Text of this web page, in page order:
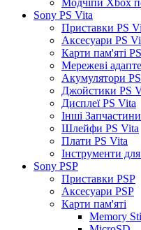
Sony PS Vita
Приставки PS
Аксесуари PS
Карти пам'яті
Мережеві
Акумулятори
Джойстики PS
Дисплеї PS Vita
Інші
Шлейфи PS Vita
Плати PS Vita
Інструменти
Sony PSP
Приставки PSP
Аксесуари PSP
Карти пам'яті
Memory